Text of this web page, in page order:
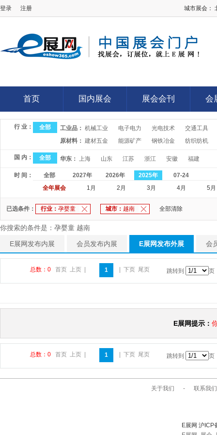
登录 注册 城市展会：
首页
首页
国内展会
国内展会
展会会刊
展会会刊
会
会
行 业： 全部 工业品： 机械工业 电子电力 光电技术
交通工具
原材料： 建材五金 能源矿产 钢铁冶金 纺织纺机
国 内： 全部 华东： 上海 山东 江苏 浙江 安徽 福建
时 间： 全部 2027年 2026年 2025年
07-24
全年展会
1月 2月 3月 4月 5月
已选条件： 行业： 孕婴童 城市： 越南 全部清除
你搜索的条件是：孕婴童 越南
E展网发布内展 会员发布内展 E展网发布外展 会
总数：0 首页 上页 1 下页 尾页 跳转到 页
E展网提示：
总数：0 首页 上页 1 下页 尾页 跳转到 页
关于我们 - 联系我们
E展网 沪